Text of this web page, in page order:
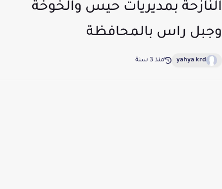
بمديريات حيس والخوخة
راس بالمحافظة
yahya krd منذ 3 سنة